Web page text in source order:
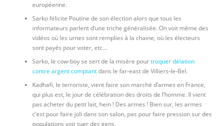
européenne.
Sarko félicite Poutine de son élection alors que tous les
informateurs parlent d’une triche généralisée. On voit même des
vidéos où les urnes sont remplies à la chaine, où les électeurs
sont payés pour voter, etc…
Sarko, le cow-boy se sert de la misère pourtroquer délation
contre argent comptantdans le far-east de Villiers-le-Bel.
Kadhafi, le terroriste, vient faire son marché d’armes en France,
qui plus est, le jour de célébration des droits de l’homme. Il vient
pas acheter du petit lait, hein ! Des armes ! Bien sur, les armes
c’est pour faire joli dans son salon, pas pour faire pression sur des
populations voir tuer des gens.